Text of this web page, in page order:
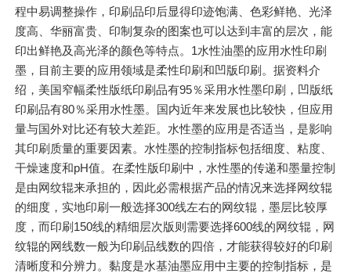
程中易调整操作，印刷品印后显得印迹饱满、色彩鲜艳、光泽
度高、华丽富贵、印制复杂的图案也可以达到丰富的层次，能
印出鲜艳及高光泽的颜色等特点。1水性油墨的应用水性印刷
墨，目前主要的应用领域是柔性印刷和凹版印刷。据资料介
绍，美国窄幅柔性版纸印刷品有95％采用水性墨印刷，凹版纸
印刷品有80％采用水性墨。国内近年来发展也比较快，但应用
量与国外对比还有较大差距。水性墨的应用是否适当，是影响
其印刷质量的重要因素。水性墨的控制指标包括细度、粘度、
干燥速度和pH值。在柔性版印刷中，水性墨的传递和墨量控制
是由网纹辊来承担的，因此必需根据产品的情况来选择网纹辊
的细度，实地印刷一般选择300线左右的网纹辊，墨层比较厚
度，而印刷150线的精细层次版则需要选择600线的网纹辊，网
纹辊的网线数一般为印刷品线数的四倍，才能获得较好的印刷
清晰度和分辨力。黏度是水基油墨应用中主要的控制指标，是